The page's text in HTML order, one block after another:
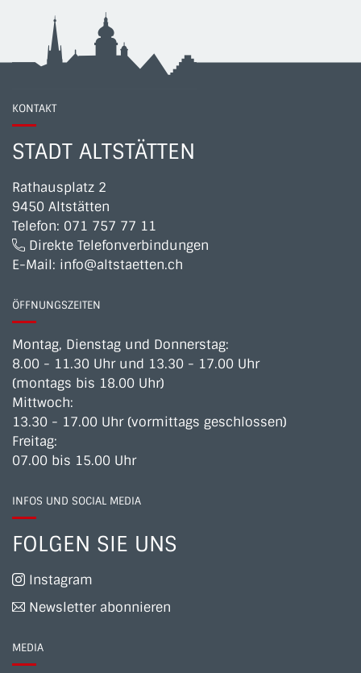
KONTAKT
STADT ALTSTÄTTEN
Rathausplatz 2
9450 Altstätten
Telefon: 071 757 77 11
Direkte Telefonverbindungen
E-Mail: info@altstaetten.ch
ÖFFNUNGSZEITEN
Montag, Dienstag und Donnerstag:
8.00 - 11.30 Uhr und 13.30 - 17.00 Uhr
(montags bis 18.00 Uhr)
Mittwoch:
13.30 - 17.00 Uhr (vormittags geschlossen)
Freitag:
07.00 bis 15.00 Uhr
INFOS UND SOCIAL MEDIA
FOLGEN SIE UNS
Instagram
Newsletter abonnieren
MEDIA